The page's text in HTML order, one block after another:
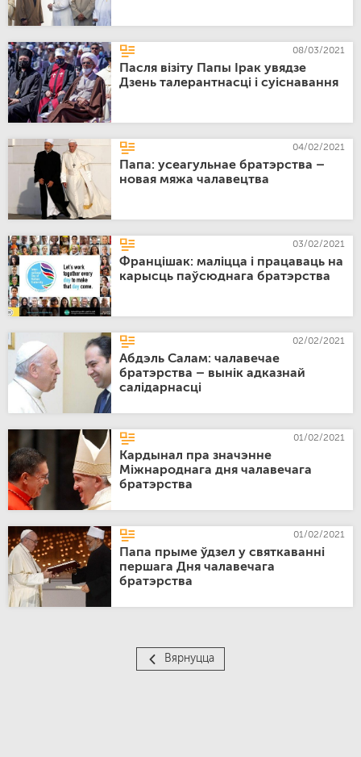
08/03/2021
Пасля візіту Папы Ірак увядзе
Дзень талерантнасці і суіснавання
04/02/2021
Папа: усеагульнае братэрства –
новая мяжа чалавецтва
03/02/2021
Францішак: маліцца і працаваць на
карысць паўсюднага братэрства
02/02/2021
Абдэль Салам: чалавечае
братэрства – вынік адказнай
салідарнасці
01/02/2021
Кардынал пра значэнне
Міжнароднага дня чалавечага
братэрства
01/02/2021
Папа прыме ўдзел у святкаванні
першага Дня чалавечага
братэрства
Вярнуцца